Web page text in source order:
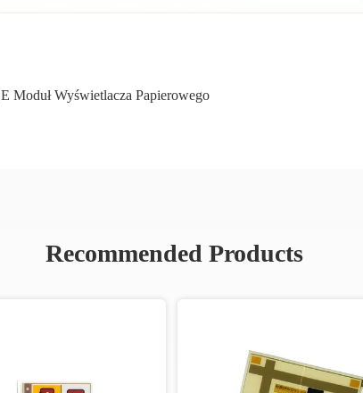
E Moduł Wyświetlacza Papierowego
Recommended Products